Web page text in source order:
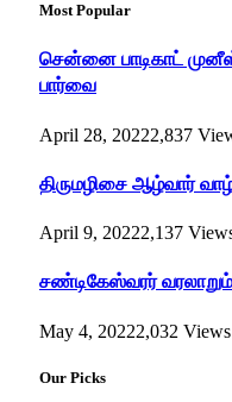
Most Popular
சென்னை பாடிகாட்
பார்வை
April 28, 20222,837
திருமழிசை ஆழ்வார்
April 9, 20222,137
சண்டிகேஸ்வரர் வரலாறும்
May 4, 20222,032 Views
Our Picks